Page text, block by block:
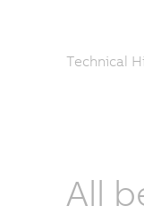
Technical
All